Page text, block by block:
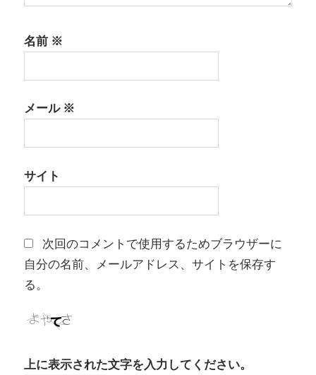
名前 ※
メール※
サイト
次回のコメントで使用するためブラウザーに
自分の名前、メールアドレス、サイトを保存す
る。
上に表示された文字を入力してください。